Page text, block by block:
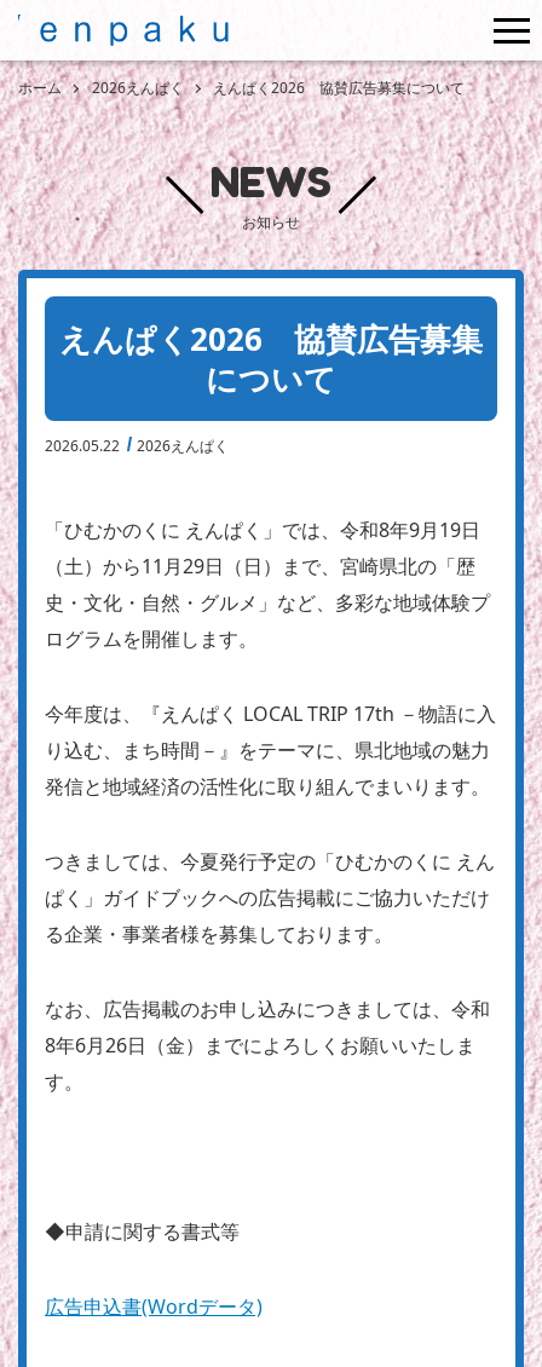
ホーム 2026えんぱく えんぱく2026 協賛広告募集について
NEWS
お知らせ
えんぱく2026 協賛広告募集
について
2026.05.22 2026えんぱく
「ひむかのくに えんぱく」では、令和8年9月19日
（土）から11月29日（日）まで、宮崎県北の「歴
史・文化・自然・グルメ」など、多彩な地域体験プ
ログラムを開催します。
今年度は、『えんぱく LOCAL TRIP 17th －物語に入
り込む、まち時間－』をテーマに、県北地域の魅力
発信と地域経済の活性化に取り組んでまいります。
つきましては、今夏発行予定の「ひむかのくに えん
ぱく」ガイドブックへの広告掲載にご協力いただけ
る企業・事業者様を募集しております。
なお、広告掲載のお申し込みにつきましては、令和
8年6月26日（金）までによろしくお願いいたしま
す。
◆申請に関する書式等
広告申込書(Wordデータ)